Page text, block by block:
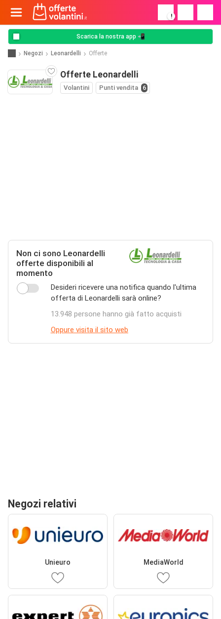
!
Scarica la nostra app 📲
Negozi Leonardelli Offerte
Offerte Leonardelli
Volantini Punti vendita 6
Non ci sono Leonardelli
offerte disponibili al
momento
Desideri ricevere una notifica quando l'ultima
offerta di Leonardelli sarà online?
13.948 persone hanno già fatto acquisti
Oppure visita il sito web
Negozi relativi
Unieuro MediaWorld